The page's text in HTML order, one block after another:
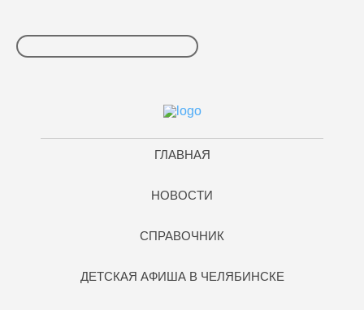
ГЛАВНАЯ
НОВОСТИ
СПРАВОЧНИК
ДЕТСКАЯ АФИША В ЧЕЛЯБИНСКЕ